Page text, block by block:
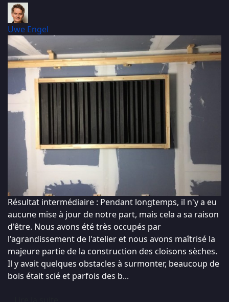
Uwe Engel
Résultat intermédiaire : Pendant longtemps, il n'y a eu
aucune mise à jour de notre part, mais cela a sa raison
d'être. Nous avons été très occupés par
l'agrandissement de l'atelier et nous avons maîtrisé la
majeure partie de la construction des cloisons sèches.
Il y avait quelques obstacles à surmonter, beaucoup de
bois était scié et parfois des b...